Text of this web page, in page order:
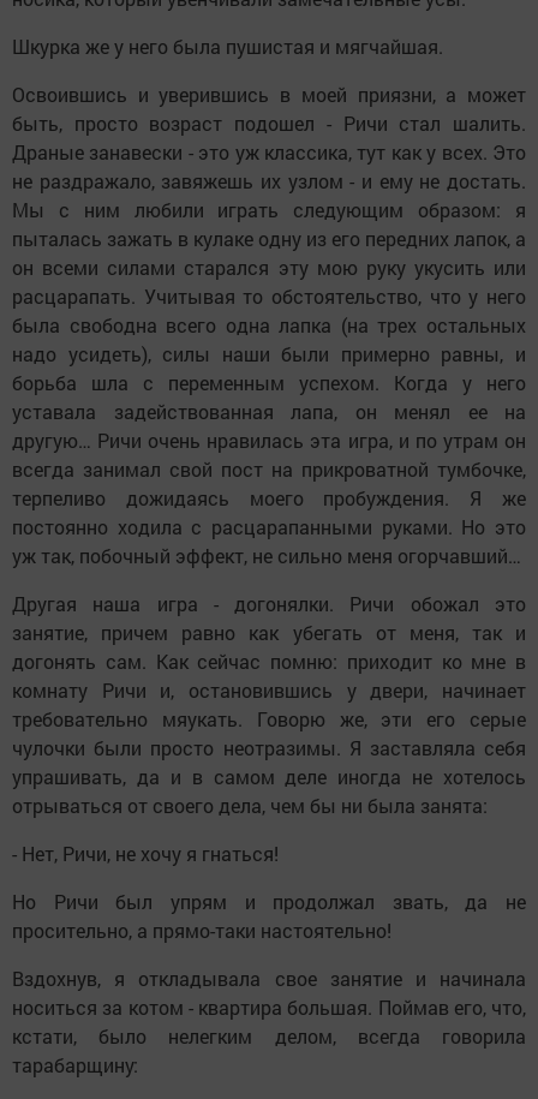
Шкурка же у него была пушистая и мягчайшая.
Освоившись и уверившись в моей приязни, а может
быть, просто возраст подошел - Ричи стал шалить.
Драные занавески - это уж классика, тут как у всех. Это
не раздражало, завяжешь их узлом - и ему не достать.
Мы с ним любили играть следующим образом: я
пыталась зажать в кулаке одну из его передних лапок, а
он всеми силами старался эту мою руку укусить или
расцарапать. Учитывая то обстоятельство, что у него
была свободна всего одна лапка (на трех остальных
надо усидеть), силы наши были примерно равны, и
борьба шла с переменным успехом. Когда у него
уставала задействованная лапа, он менял ее на
другую… Ричи очень нравилась эта игра, и по утрам он
всегда занимал свой пост на прикроватной тумбочке,
терпеливо дожидаясь моего пробуждения. Я же
постоянно ходила с расцарапанными руками. Но это
уж так, побочный эффект, не сильно меня огорчавший…
Другая наша игра - догонялки. Ричи обожал это
занятие, причем равно как убегать от меня, так и
догонять сам. Как сейчас помню: приходит ко мне в
комнату Ричи и, остановившись у двери, начинает
требовательно мяукать. Говорю же, эти его серые
чулочки были просто неотразимы. Я заставляла себя
упрашивать, да и в самом деле иногда не хотелось
отрываться от своего дела, чем бы ни была занята:
- Нет, Ричи, не хочу я гнаться!
Но Ричи был упрям и продолжал звать, да не
просительно, а прямо-таки настоятельно!
Вздохнув, я откладывала свое занятие и начинала
носиться за котом - квартира большая. Поймав его, что,
кстати, было нелегким делом, всегда говорила
тарабарщину: